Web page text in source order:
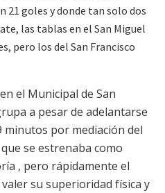
21 goles y donde tan solo dos
las tablas en el San Miguel
pero los del San Francisco
el Municipal de San
a pesar de adelantarse
minutos por mediación del
se estrenaba como
, pero rápidamente el
su superioridad física y